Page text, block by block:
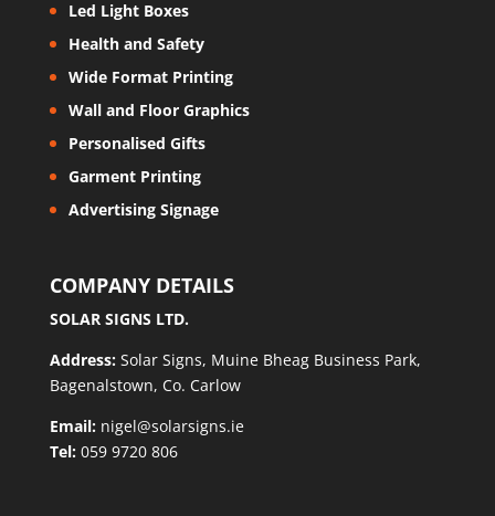
Led Light Boxes
Health and Safety
Wide Format Printing
Wall and Floor Graphics
Personalised Gifts
Garment Printing
Advertising Signage
COMPANY DETAILS
SOLAR SIGNS LTD.
Address:Solar Signs, Muine Bheag Business Park,
Bagenalstown, Co. Carlow
Email:nigel@solarsigns.ie
Tel:059 9720 806